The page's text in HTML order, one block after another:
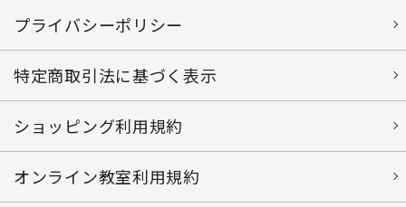
プライバシーポリシー
特定商取引法に基づく表示
ショッピング利用規約
オンライン教室利用規約